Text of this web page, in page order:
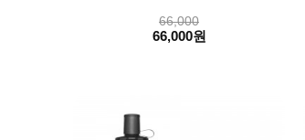
66,000
66,000원